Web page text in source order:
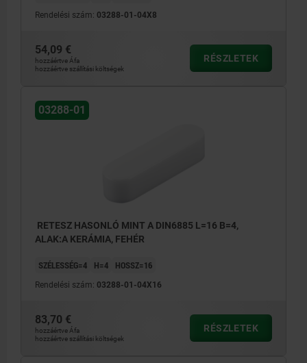
Rendelési szám: 03288-01-04X8
54,09 €
hozzáértve Áfa
hozzáértve szállítási költségek
RÉSZLETEK
03288-01
RETESZ HASONLÓ MINT A DIN6885 L=16 B=4,
ALAK:A KERÁMIA, FEHÉR
SZÉLESSÉG=4 H=4 HOSSZ=16
Rendelési szám: 03288-01-04X16
83,70 €
hozzáértve Áfa
hozzáértve szállítási költségek
RÉSZLETEK